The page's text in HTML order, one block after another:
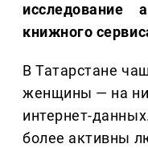
исследование
книжного
В Татарстане
женщины — на
интернет-
более активны